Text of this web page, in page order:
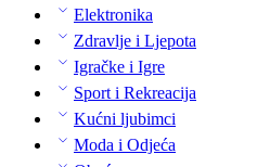
Elektronika
Zdravlje i Ljepota
Igračke i Igre
Sport i Rekreacija
Kućni ljubimci
Moda i Odjeća